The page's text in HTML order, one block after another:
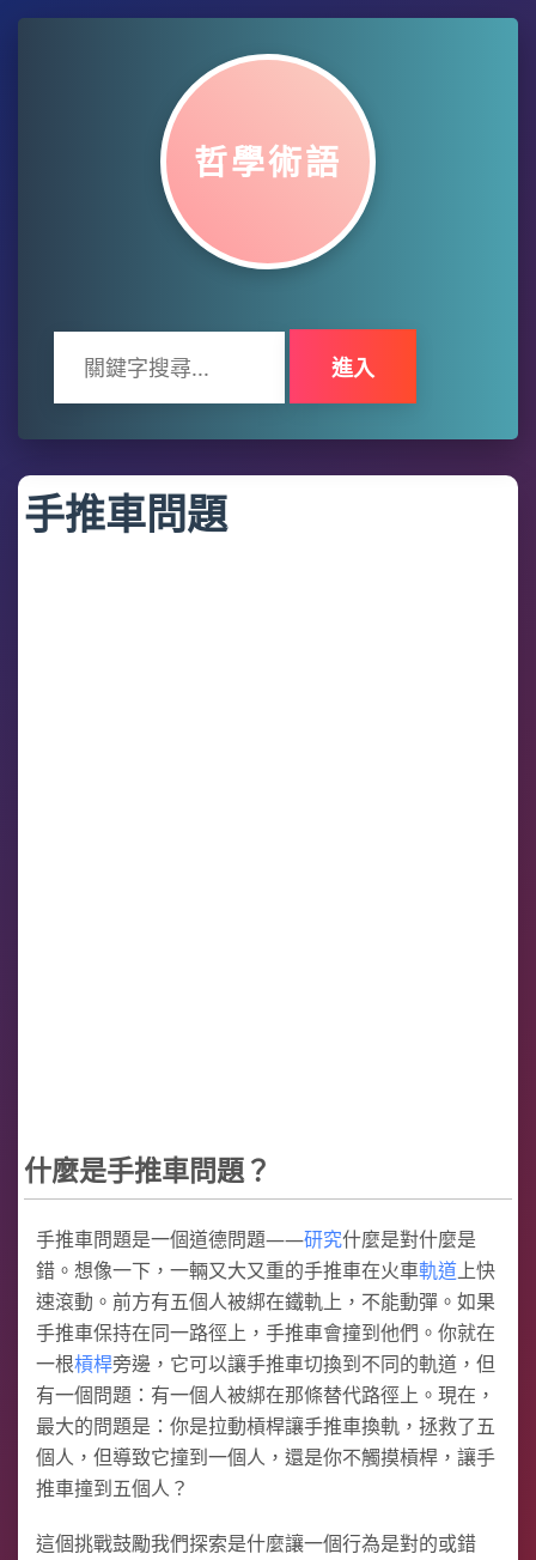
哲學術語
進入
手推車問題
什麼是手推車問題？
手推車問題是一個道德問題——研究什麼是對什麼是
錯。想像一下，一輛又大又重的手推車在火車軌道上快
速滾動。前方有五個人被綁在鐵軌上，不能動彈。如果
手推車保持在同一路徑上，手推車會撞到他們。你就在
一根槓桿旁邊，它可以讓手推車切換到不同的軌道，但
有一個問題：有一個人被綁在那條替代路徑上。現在，
最大的問題是：你是拉動槓桿讓手推車換軌，拯救了五
個人，但導致它撞到一個人，還是你不觸摸槓桿，讓手
推車撞到五個人？
這個挑戰鼓勵我們探索是什麼讓一個行為是對的或錯